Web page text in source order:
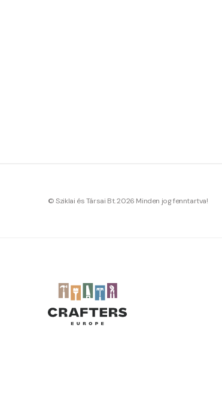
© Sziklai és Társai Bt. 2026 Minden jog fenntartva!